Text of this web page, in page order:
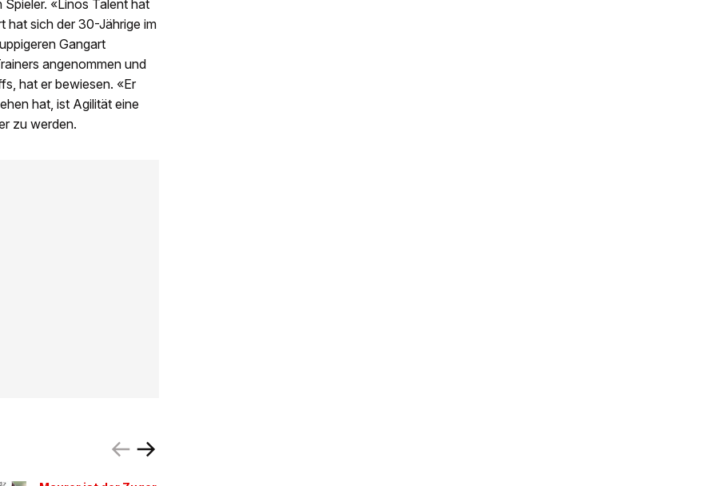
«Linos Talent hat
hat sich der 30-Jährige im
Gangart
angenommen und
hat er bewiesen. «Er
hat, ist Agilität eine
zu werden.